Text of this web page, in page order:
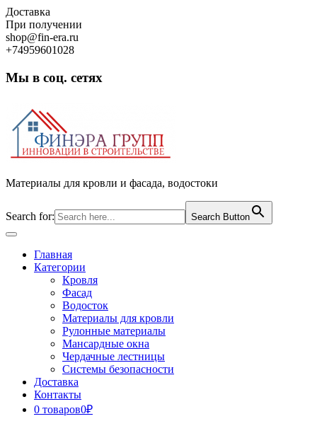
Skip
to
content
Доставка
При получении
shop@fin-era.ru
+74959601028
Мы в соц. сетях
Материалы для кровли и фасада, водостоки
Search for: Search Button
Open
ButtonГлавная
Категории
Кровля
Фасад
Водосток
Материалы для кровли
Рулонные материалы
Мансардные окна
Чердачные лестницы
Системы безопасности
Доставка
Контакты
0 товаров0₽